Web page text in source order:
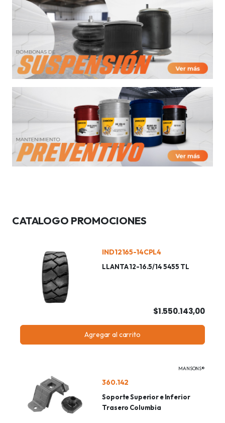
CATALOGO PROMOCIONES
IND12165-14CPL4
LLANTA 12-16.5/14 5455 TL
$1.550.143,00
Agregar al carrito
MANSONS®
360.142
Soporte Superior e Inferior
Trasero Columbia